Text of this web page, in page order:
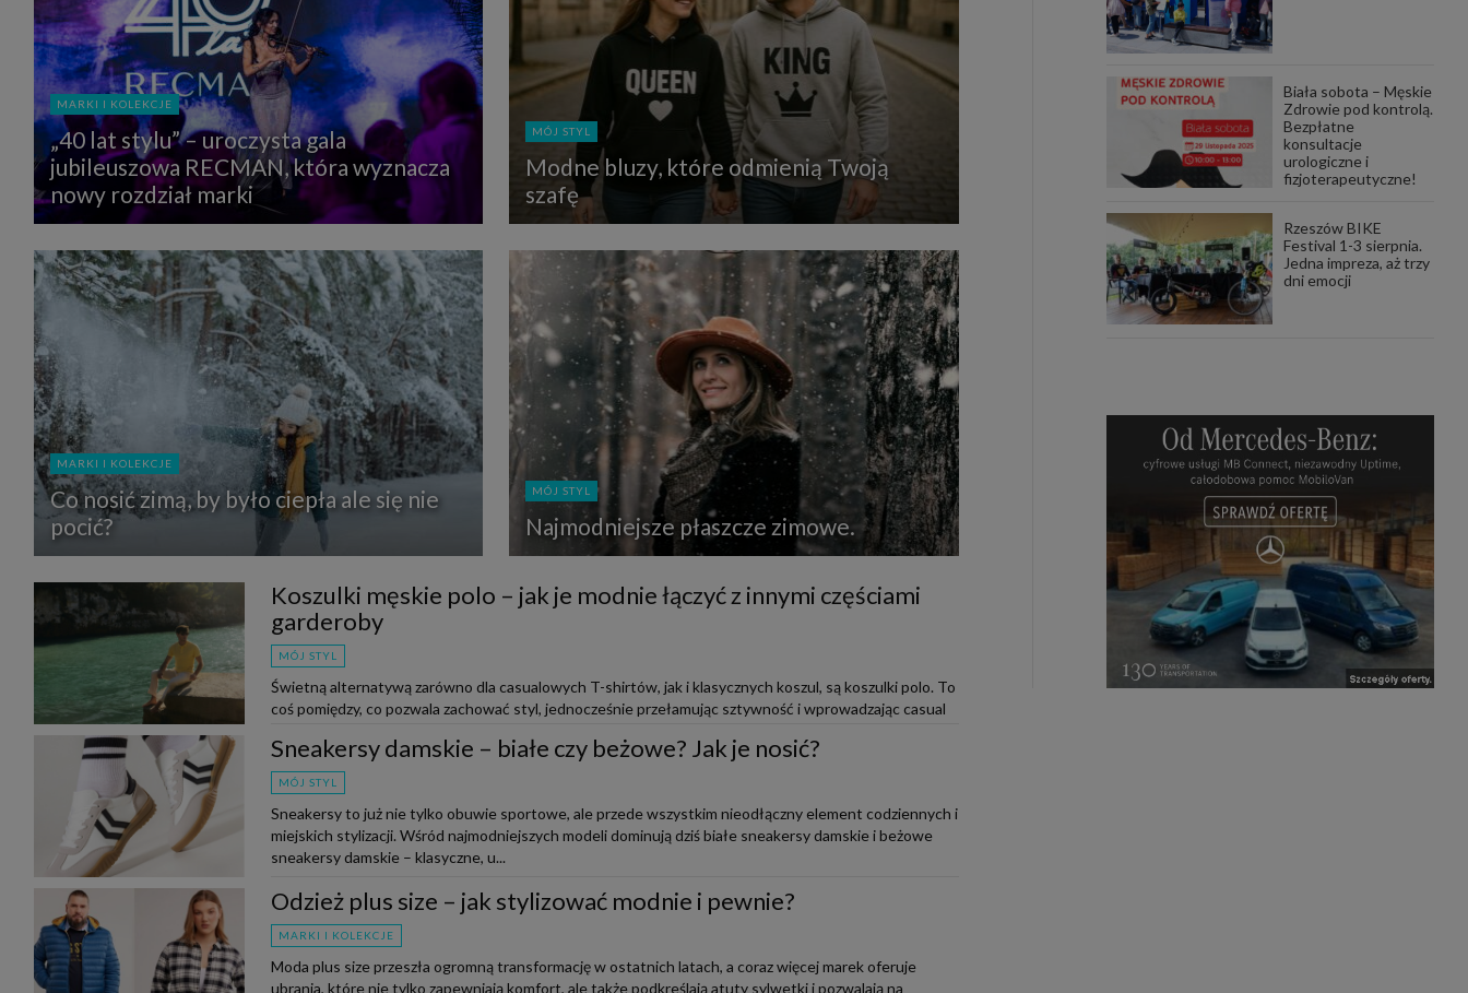
MARKI I KOLEKCJE
„40 lat stylu” – uroczysta gala
jubileuszowa RECMAN, która wyznacza
nowy rozdział marki
MÓJ STYL
Modne bluzy, które odmienią Twoją
szafę
MARKI I KOLEKCJE
Co nosić zimą, by było ciepła ale się nie
pocić?
MÓJ STYL
Najmodniejsze płaszcze zimowe.
Koszulki męskie polo – jak je modnie łączyć z innymi częściami
garderoby
MÓJ STYL
Świetną alternatywą zarówno dla casualowych T-shirtów, jak i klasycznych koszul, są koszulki polo. To
coś pomiędzy, co pozwala zachować styl, jednocześnie przełamując sztywność i wprowadzając casual
Sneakersy damskie – białe czy beżowe? Jak je nosić?
MÓJ STYL
Sneakersy to już nie tylko obuwie sportowe, ale przede wszystkim nieodłączny element codziennych i
miejskich stylizacji. Wśród najmodniejszych modeli dominują dziś białe sneakersy damskie i beżowe
sneakersy damskie – klasyczne, u...
Odzież plus size – jak stylizować modnie i pewnie?
MARKI I KOLEKCJE
Moda plus size przeszła ogromną transformację w ostatnich latach, a coraz więcej marek oferuje
ubrania, które nie tylko zapewniają komfort, ale także podkreślają atuty sylwetki i pozwalają na
Biała sobota – Męskie
Zdrowie pod kontrolą.
Bezpłatne
konsultacje
urologiczne i
fizjoterapeutyczne!
Rzeszów BIKE
Festival 1-3 sierpnia.
Jedna impreza, aż trzy
dni emocji